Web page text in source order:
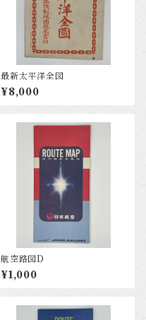
最新太平洋全図
¥8,000
航空路図D
¥1,000